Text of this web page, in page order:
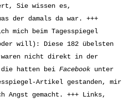
Sie wissen es,
der damals da war. +++
mich beim Tagesspiegel
will): Diese 182 übelsten
waren nicht direkt in der
die hatten bei Facebook unter
Artikel gestanden, mir
Angst gemacht. +++ Links,